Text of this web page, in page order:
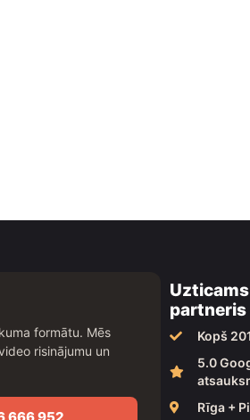
formātu. Mēs
risinājumu un
666 952
partneris
Kopš
5.0
Rīga +